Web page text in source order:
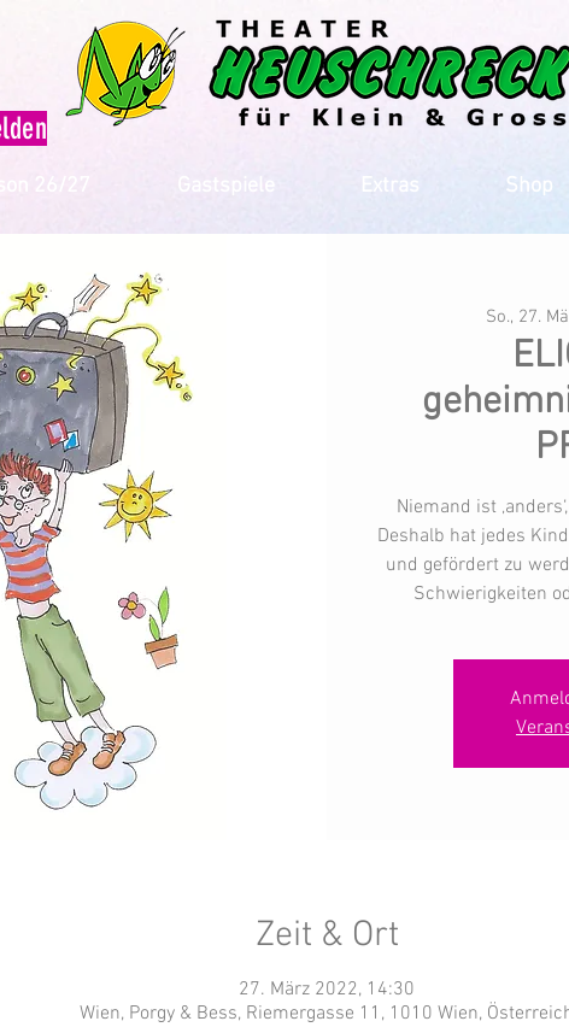
26/27 Extras Shop
So., 27.
Niemand ist
Deshalb hat jedes
und gefördert zu
Schwierigkeiten
Zeit & Ort
27. März 2022, 14:30
Wien, Porgy & Bess, Riemergasse 11, 1010 Wien,